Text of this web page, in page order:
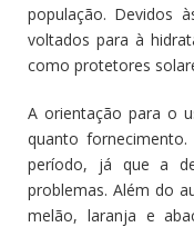
população. Devidos
voltados para à
como protetores
A orientação para o
quanto
período, já que a
problemas. Além do
melão, laranja e